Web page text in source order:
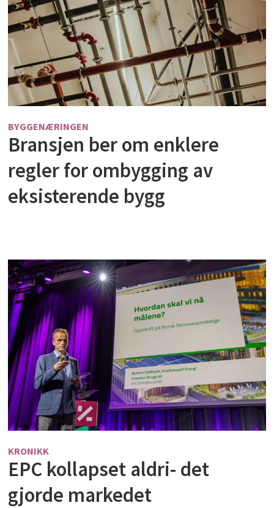
BYGGENÆRINGEN
Bransjen ber om enklere
regler for ombygging av
eksisterende bygg
KRONIKK
EPC kollapset aldri- det
gjorde markedet